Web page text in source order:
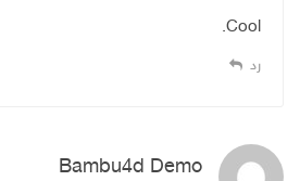
Cool.
رد
Bambu4d Demo